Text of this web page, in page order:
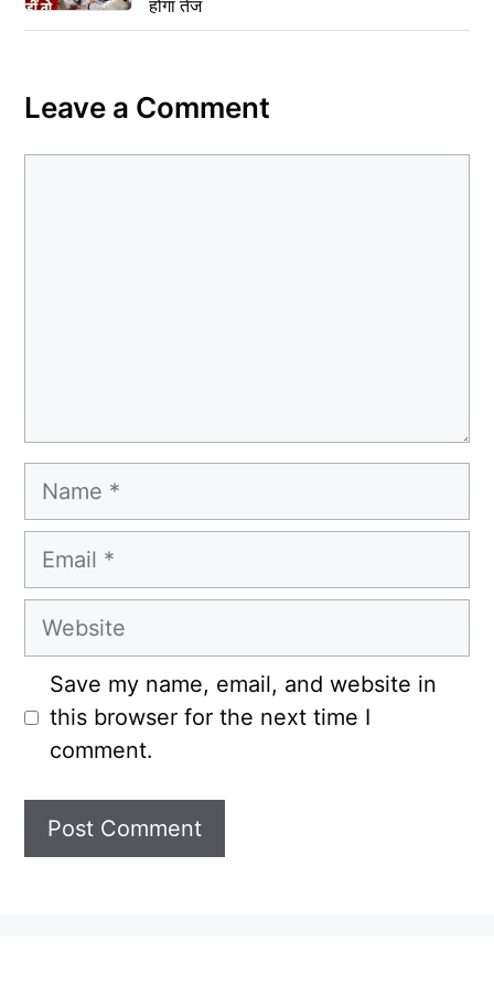
होगा तेज
Leave a Comment
Name
Email
Website
Save my name, email, and website in
this browser for the next time I
comment.